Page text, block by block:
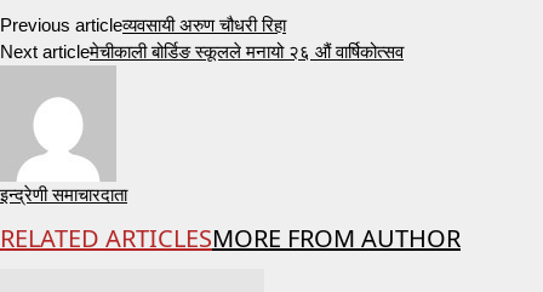
Previous articleव्यवसायी अरुण चौधरी रिहा
Next articleमेचीकाली बोर्डिङ स्कूलले मनायो २६ औं वार्षिकोत्सव
इन्द्रेणी समाचारदाता
RELATED ARTICLESMORE FROM AUTHOR